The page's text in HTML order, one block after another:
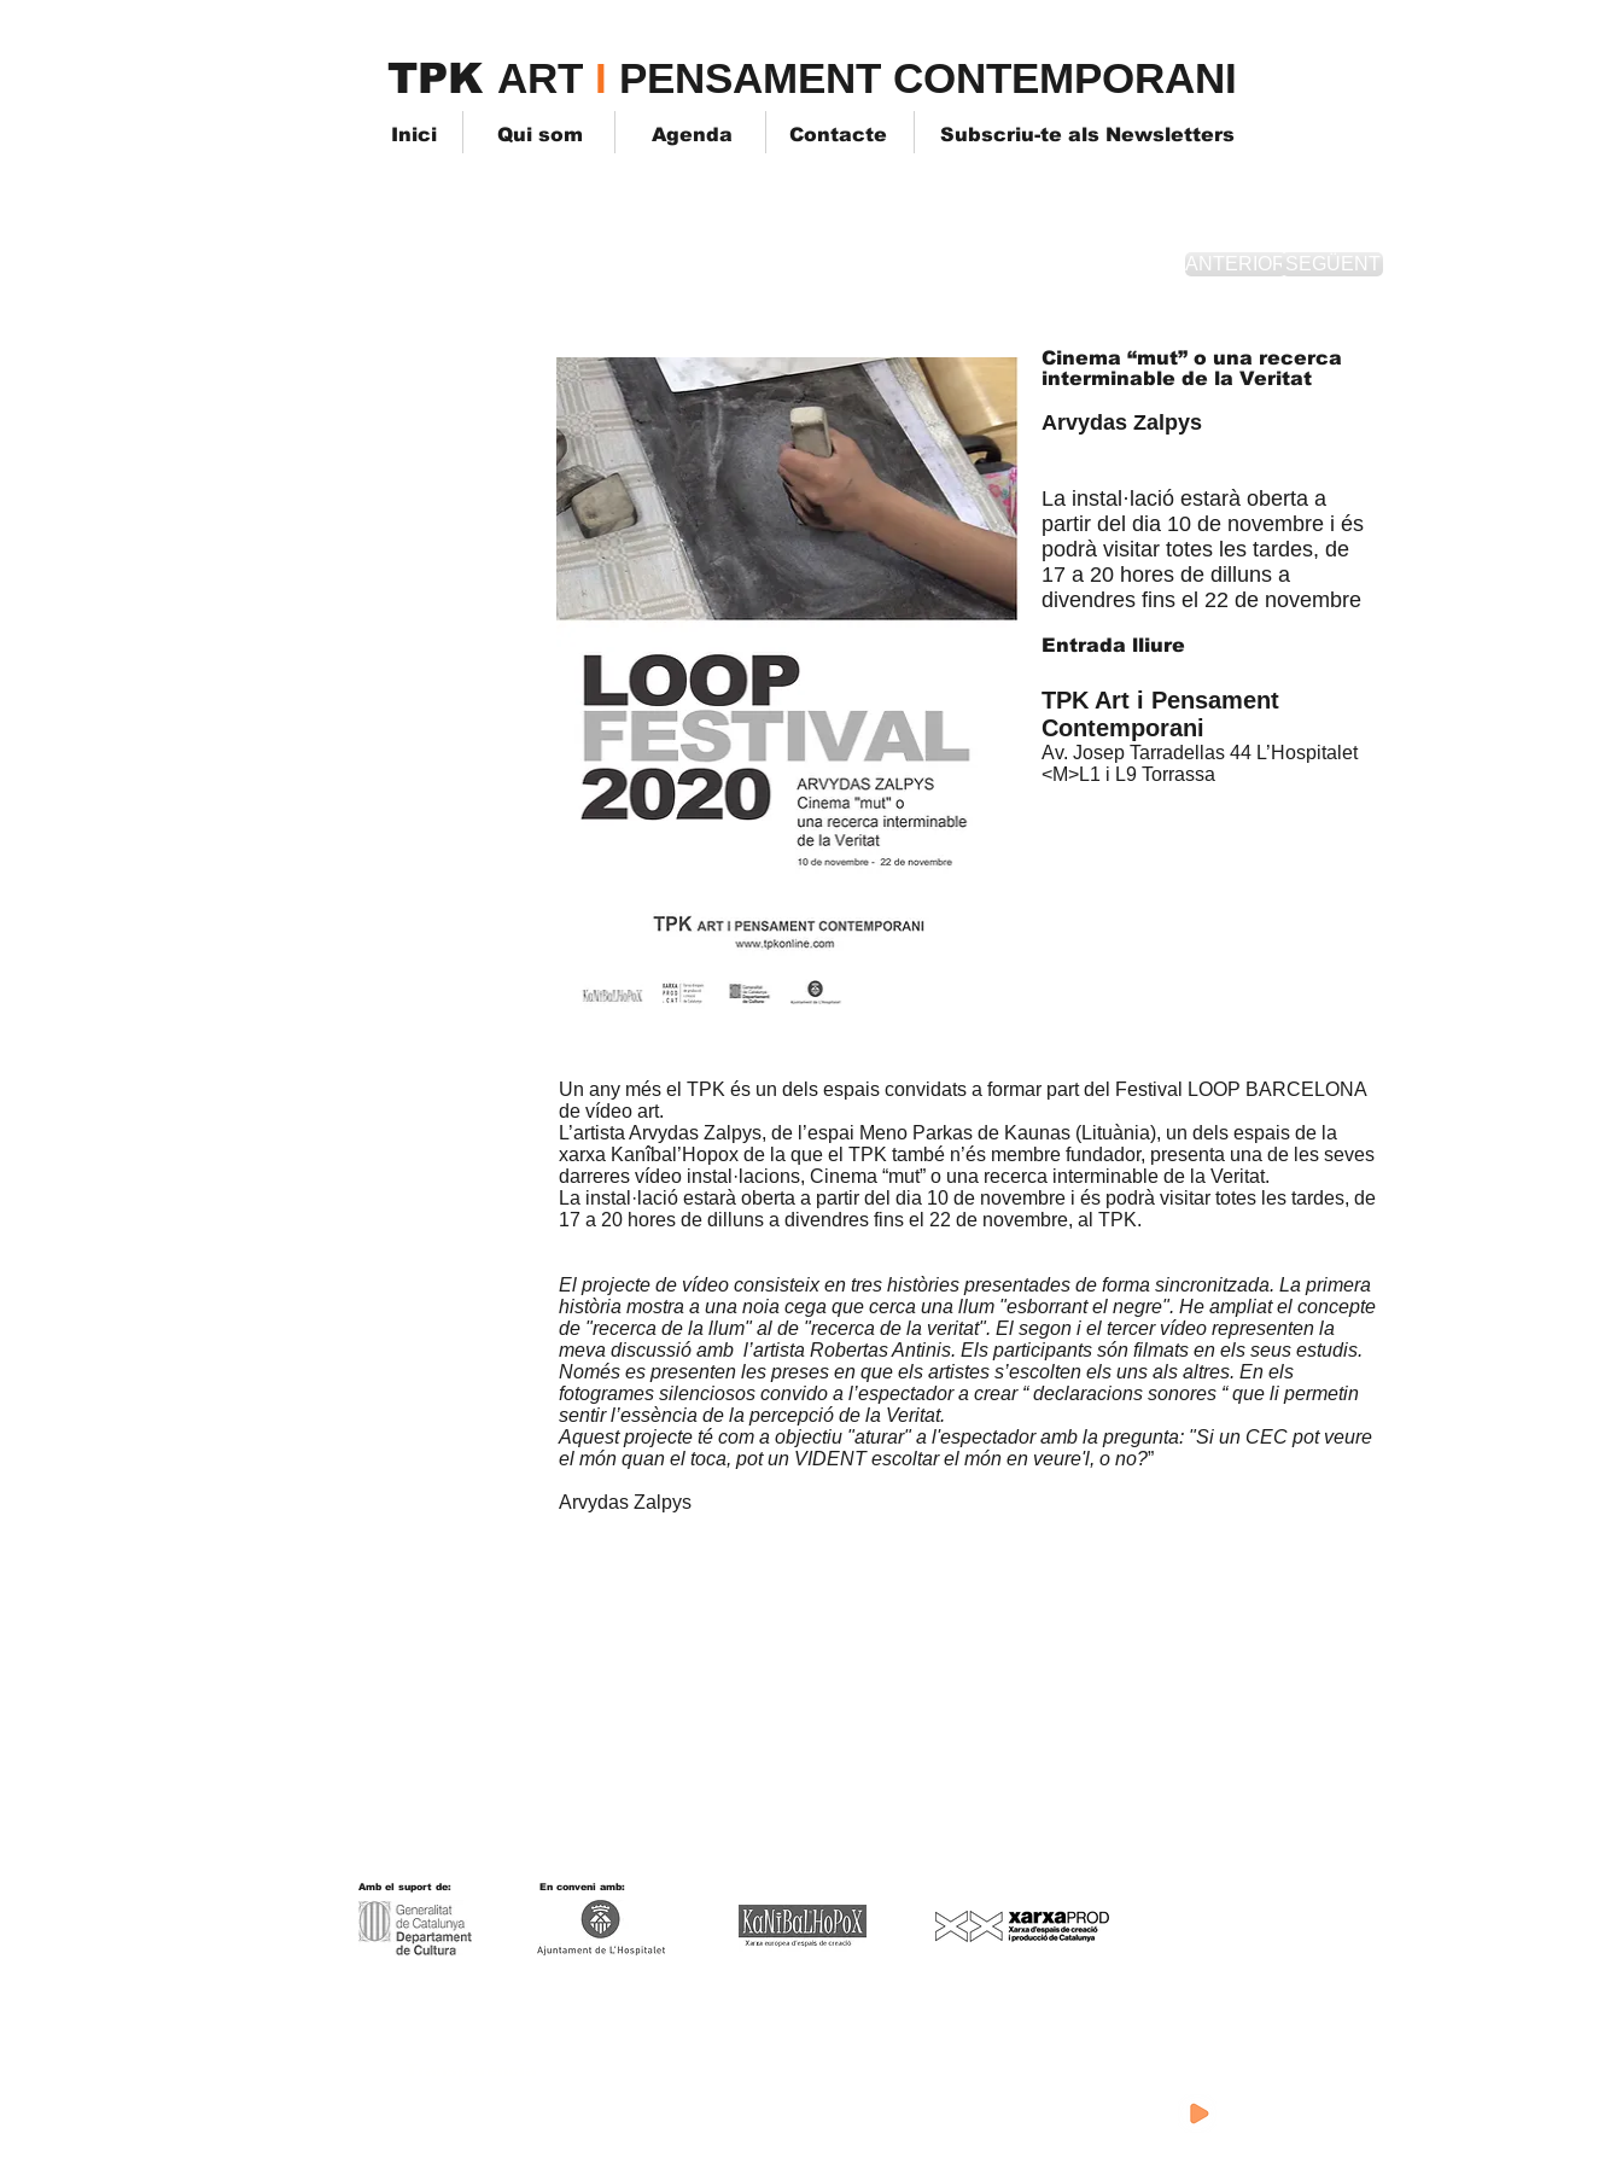
TPK ​ART I PENSAMENT CONTEMPORANI
Inici Qui som Agenda Contacte Subscriu-te als Newsletters
ANTERIOR SEGÜENT
Cinema “mut” o una recerca
interminable de la Veritat
Arvydas Zalpys
La instal·lació estarà oberta a
partir del dia 10 de novembre i és
podrà visitar totes les tardes, de
17 a 20 hores de dilluns a
divendres fins el 22 de novembre
Entrada lliure
TPK Art i Pensament
Contemporani
Av. Josep Tarradellas 44 L’Hospitalet
<M>L1 i L9 Torrassa
Un any més el TPK és un dels espais convidats a formar part del Festival LOOP BARCELONA
de vídeo art.
L’artista Arvydas Zalpys, de l’espai Meno Parkas de Kaunas (Lituània), un dels espais de la
xarxa Kanîbal’Hopox de la que el TPK també n’és membre fundador, presenta una de les seves
darreres vídeo instal·lacions, Cinema “mut” o una recerca interminable de la Veritat.
La instal·lació estarà oberta a partir del dia 10 de novembre i és podrà visitar totes les tardes, de
17 a 20 hores de dilluns a divendres fins el 22 de novembre, al TPK.
El projecte de vídeo consisteix en tres històries presentades de forma sincronitzada. La primera
història mostra a una noia cega que cerca una llum "esborrant el negre". He ampliat el concepte
de "recerca de la llum" al de "recerca de la veritat". El segon i el tercer vídeo representen la
meva discussió amb l’artista Robertas Antinis. Els participants són filmats en els seus estudis.
Només es presenten les preses en que els artistes s’escolten els uns als altres. En els
fotogrames silenciosos convido a l’espectador a crear “ declaracions sonores “ que li permetin
sentir l’essència de la percepció de la Veritat.
Aquest projecte té com a objectiu "aturar" a l'espectador amb la pregunta: "Si un CEC pot veure
el món quan el toca, pot un VIDENT escoltar el món en veure'l, o no?”
Arvydas Zalpys
Amb el suport de: En conveni amb: